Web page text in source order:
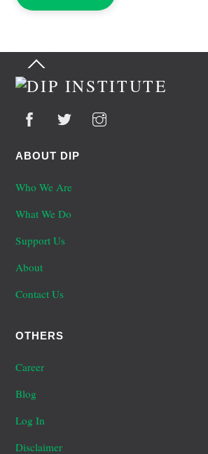
Back
Top
ABOUT DIP
Who We Are
What We Do
Support Us
About
Contact Us
OTHERS
Career
Blog
Log In
Disclaimer